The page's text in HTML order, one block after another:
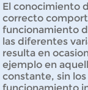
El conocimiento
correcto
funcionamiento
las diferentes
resulta en
ejemplo en
constante, sin